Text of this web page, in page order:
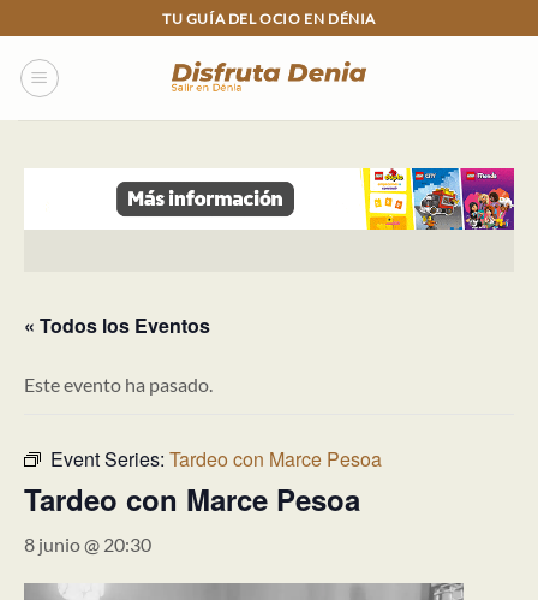
to
content
TU GUÍA DEL OCIO EN DÉNIA
« Todos los Eventos
Este evento ha pasado.
Event Series: Tardeo con Marce Pesoa
Tardeo con Marce Pesoa
8 junio @ 20:30